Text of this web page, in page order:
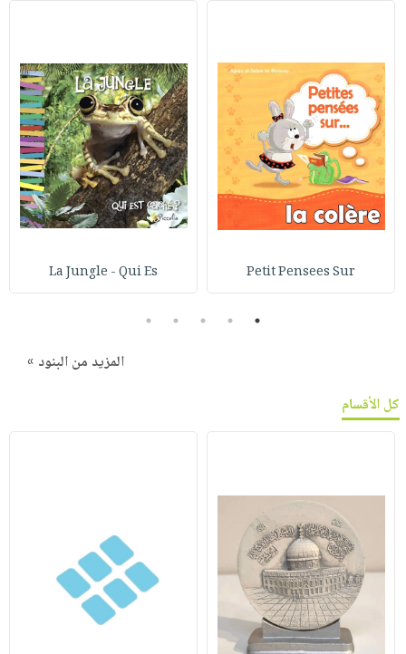
Petit Pensees Sur
La Jungle - Qui Es
1
2
3
4
5
المزيد من البنود »
كل الأقسام